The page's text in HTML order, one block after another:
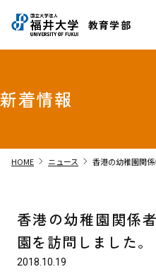
教育学部
新着情報
HOME chevron_right ニュース chevron_right 香港の幼稚園関
香港の幼稚園関係
園を訪問しました。
2018.10.19